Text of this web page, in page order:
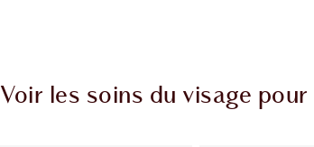
Voir les soins du visage